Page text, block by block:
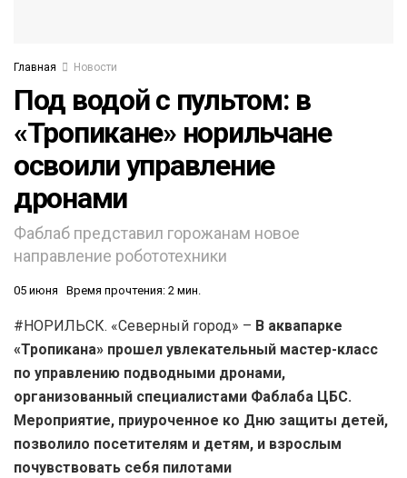
Главная Новости
Под водой с пультом: в
«Тропикане» норильчане
освоили управление
дронами
Фаблаб представил горожанам новое
направление робототехники
05 июня Время прочтения: 2 мин.
#НОРИЛЬСК. «Северный город» – В аквапарке
«Тропикана» прошел увлекательный мастер-класс
по управлению подводными дронами,
организованный специалистами Фаблаба ЦБС.
Мероприятие, приуроченное ко Дню защиты детей,
позволило посетителям и детям, и взрослым
почувствовать себя пилотами